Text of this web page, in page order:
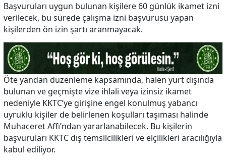
Başvuruları uygun bulunan kişilere 60 günlük ikamet izni
verilecek, bu sürede çalışma izni başvurusu yapan
kişilerden ön izin şartı aranmayacak.
Öte yandan düzenleme kapsamında, halen yurt dışında
bulunan ve geçmişte vize ihlali veya izinsiz ikamet
nedeniyle KKTC’ye girişine engel konulmuş yabancı
uyruklu kişiler de belirlenen koşulları taşıması halinde
Muhaceret Affı’ndan yararlanabilecek. Bu kişilerin
başvuruları KKTC dış temsilcilikleri ve elçilikleri aracılığıyla
kabul ediliyor.